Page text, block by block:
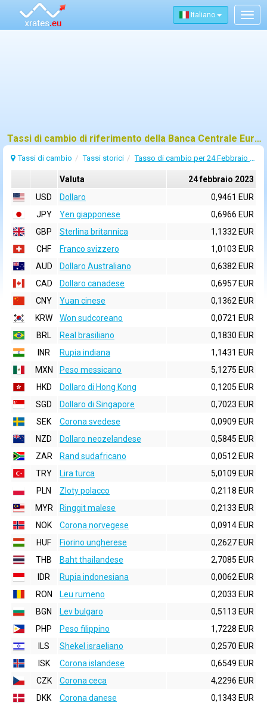
Italiano
Tassi di cambio di riferimento della Banca Centrale Europea (BCE) per 24 febbraio 2023
Tassi di cambio Tassi storici Tasso di cambio per 24 Febbraio 2023
Valuta
24 febbraio 2023
USD
Dollaro
0,9461 EUR
JPY
Yen giapponese
0,6966 EUR
GBP
Sterlina britannica
1,1332 EUR
CHF
Franco svizzero
1,0103 EUR
AUD
Dollaro Australiano
0,6382 EUR
CAD
Dollaro canadese
0,6957 EUR
CNY
Yuan cinese
0,1362 EUR
KRW
Won sudcoreano
0,0721 EUR
BRL
Real brasiliano
0,1830 EUR
INR
Rupia indiana
1,1431 EUR
MXN
Peso messicano
5,1275 EUR
HKD
Dollaro di Hong Kong
0,1205 EUR
SGD
Dollaro di Singapore
0,7023 EUR
SEK
Corona svedese
0,0909 EUR
NZD
Dollaro neozelandese
0,5845 EUR
ZAR
Rand sudafricano
0,0512 EUR
TRY
Lira turca
5,0109 EUR
PLN
Zloty polacco
0,2118 EUR
MYR
Ringgit malese
0,2133 EUR
NOK
Corona norvegese
0,0914 EUR
HUF
Fiorino ungherese
0,2627 EUR
THB
Baht thailandese
2,7085 EUR
IDR
Rupia indonesiana
0,0062 EUR
RON
Leu rumeno
0,2033 EUR
BGN
Lev bulgaro
0,5113 EUR
PHP
Peso filippino
1,7228 EUR
ILS
Shekel israeliano
0,2570 EUR
ISK
Corona islandese
0,6549 EUR
CZK
Corona ceca
4,2296 EUR
DKK
Corona danese 0,1343 EUR